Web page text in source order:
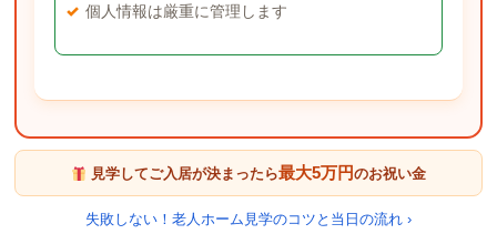
個人情報は厳重に管理します
見学してご入居が決まったら最大5万円のお祝い金
失敗しない！老人ホーム見学のコツと当日の流れ ›